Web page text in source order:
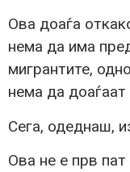
Ова доаѓа
нема да има
мигрантите,
нема да доаѓаат
Сега, одеднаш,
Ова не е прв